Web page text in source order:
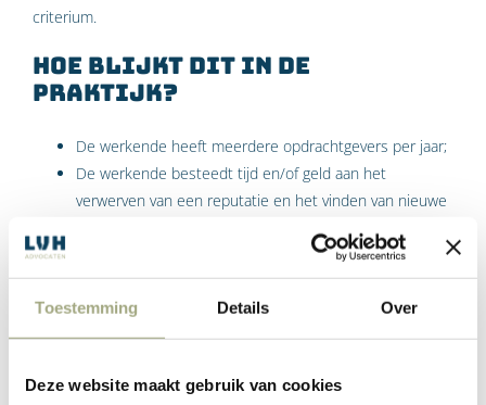
Toestemming Details Over
Deze website maakt gebruik van cookies
criterium.
Hoe blijkt dit in de
praktijk?
De werkende heeft meerdere opdrachtgevers per jaar;
De werkende besteedt tijd en/of geld aan het
verwerven van een reputatie en het vinden van nieuwe
De werkende heeft bedrijfsinvesteringen van enige
omvang.
De werkende gedraagt zich administratief als
zelfstandig ondernemer, is ingeschreven bij de KVK, is
voordelen van het ondernemerschap (zoals